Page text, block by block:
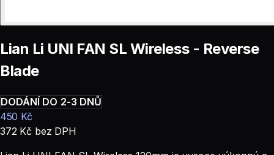
Lian Li UNI FAN SL Wireless - Reverse
Blade
DODÁNÍ DO 2-3 DNŮ
450 Kč
372 Kč bez DPH